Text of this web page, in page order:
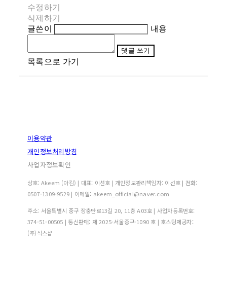
수정하기
삭제하기
글쓴이
내용
댓글 쓰기
목록으로 가기
이용약관
개인정보처리방침
사업자정보확인
상호: Akeem (아킴) | 대표: 이선호 | 개인정보관리책임자: 이선호 | 전화:
0507-1309-9529 | 이메일: akeem_official@naver.com
주소: 서울특별시 중구 장충단로13길 20, 11층 A03호 | 사업자등록번호:
374-51-00505 | 통신판매: 제 2025-서울중구-1090 호 | 호스팅제공자:
(주)식스샵